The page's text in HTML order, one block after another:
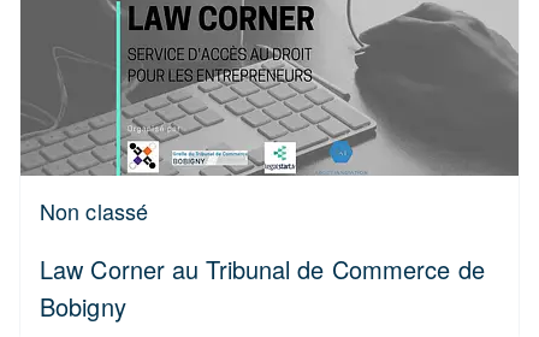
Non classé
Law Corner au Tribunal de Commerce de
Bobigny